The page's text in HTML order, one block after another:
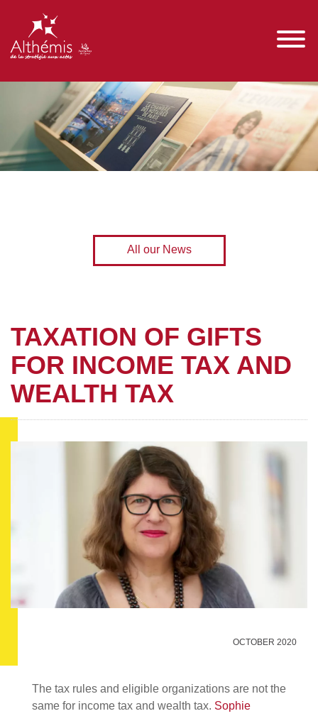
All our News
TAXATION OF GIFTS
FOR INCOME TAX AND
WEALTH TAX
OCTOBER 2020
The tax rules and eligible organizations are not the
same for income tax and wealth tax. Sophie